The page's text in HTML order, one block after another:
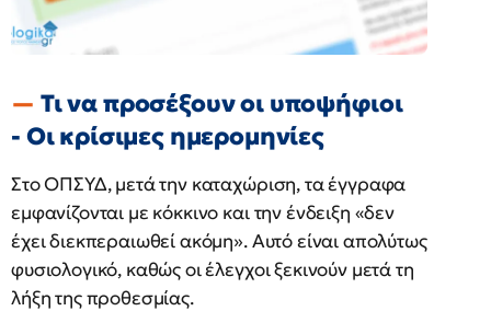
Τι να προσέξουν οι υποψήφιοι
- Οι κρίσιμες ημερομηνίες
Στο ΟΠΣΥΔ, μετά την καταχώριση, τα έγγραφα
εμφανίζονται με κόκκινο και την ένδειξη «δεν
έχει διεκπεραιωθεί ακόμη». Αυτό είναι απολύτως
φυσιολογικό, καθώς οι έλεγχοι ξεκινούν μετά τη
λήξη της προθεσμίας.